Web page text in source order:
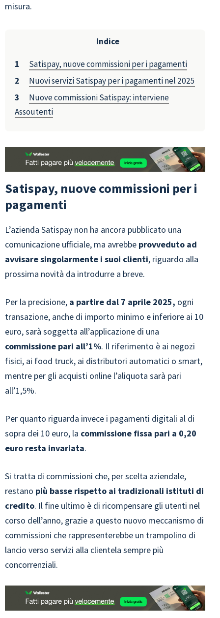
misura.
Indice
Satispay, nuove commissioni per i pagamenti
Nuovi servizi Satispay per i pagamenti nel 2025
Nuove commissioni Satispay: interviene
Assoutenti
Satispay, nuove commissioni per i
pagamenti
L’azienda Satispay non ha ancora pubblicato una
comunicazione ufficiale, ma avrebbe provveduto ad
avvisare singolarmente i suoi clienti, riguardo alla
prossima novità da introdurre a breve.
Per la precisione, a partire dal 7 aprile 2025, ogni
transazione, anche di importo minimo e inferiore ai 10
euro, sarà soggetta all’applicazione di una
commissione pari all’1%. Il riferimento è ai negozi
fisici, ai food truck, ai distributori automatici o smart,
mentre per gli acquisti online l’aliquota sarà pari
all’1,5%.
Per quanto riguarda invece i pagamenti digitali al di
sopra dei 10 euro, la commissione fissa pari a 0,20
euro resta invariata.
Si tratta di commissioni che, per scelta aziendale,
restano più basse rispetto ai tradizionali istituti di
credito. Il fine ultimo è di ricompensare gli utenti nel
corso dell’anno, grazie a questo nuovo meccanismo di
commissioni che rappresenterebbe un trampolino di
lancio verso servizi alla clientela sempre più
concorrenziali.